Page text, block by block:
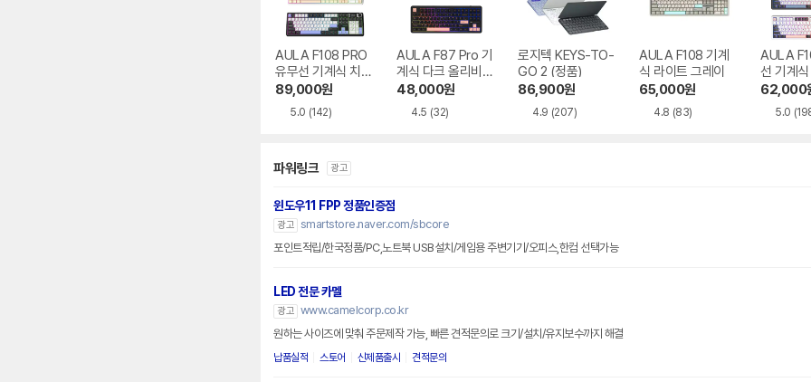
AULA F108 PRO
유무선 기계식 치즈
화이트 한글
89,000원
5.0 (142)
AULA F87 Pro 기
계식 다크 올리비아
한글
48,000원
4.5 (32)
로지텍 KEYS-TO-
GO 2 (정품)
86,900원
4.9 (207)
AULA F108 기계
식 라이트 그레이
65,000원
4.8 (83)
AULA
선 기계
블랙 한글
62,000
5.0
파워링크 광고
윈도우11 FPP 정품인증점
광고 smartstore.naver.com/sbcore
포인트적립/한국정품/PC,노트북 USB설치/게임용 주변기기/오피스,한컴 선택가능
LED 전문 카멜
광고 www.camelcorp.co.kr
원하는 사이즈에 맞춰 주문제작 가능, 빠른 견적문의로 크기/설치/유지보수까지 해결
납품실적 스토어 신제품출시 견적문의